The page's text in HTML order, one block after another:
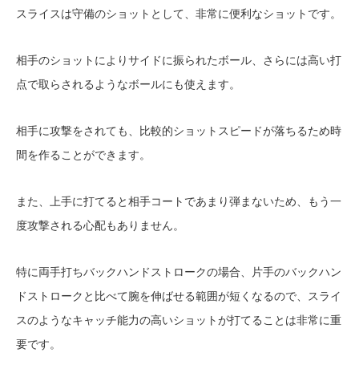
スライスは守備のショットとして、非常に便利なショットです。
相手のショットによりサイドに振られたボール、さらには高い打
点で取らされるようなボールにも使えます。
相手に攻撃をされても、比較的ショットスピードが落ちるため時
間を作ることができます。
また、上手に打てると相手コートであまり弾まないため、もう一
度攻撃される心配もありません。
特に両手打ちバックハンドストロークの場合、片手のバックハン
ドストロークと比べて腕を伸ばせる範囲が短くなるので、スライ
スのようなキャッチ能力の高いショットが打てることは非常に重
要です。